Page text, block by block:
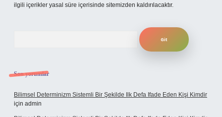
ilgili içerikler yasal süre içerisinde sitemizden kaldırılacaktır.
Son yorumlar
Bilimsel Determinizm Sistemli Bir Şekilde Ilk Defa Ifade Eden Kişi Kimdir
için admin